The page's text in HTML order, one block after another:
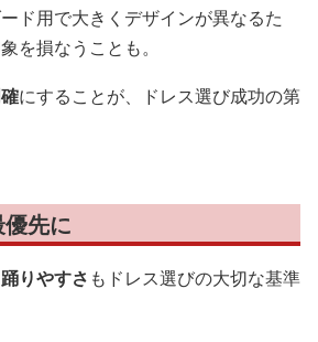
ド用で大きくデザインが異なるた
を損なうことも。
にすることが、ドレス選び成功の第
先に
りやすさ もドレス選びの大切な基準